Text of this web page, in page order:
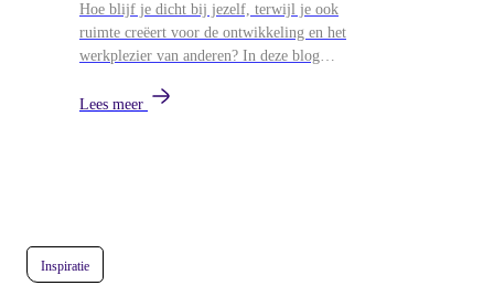
Hoe blijf je dicht bij jezelf, terwijl je ook
ruimte creëert voor de ontwikkeling en het
werkplezier van anderen? In deze blog
Symposium van 26 mei, waar
Lees meer
Inspiratie